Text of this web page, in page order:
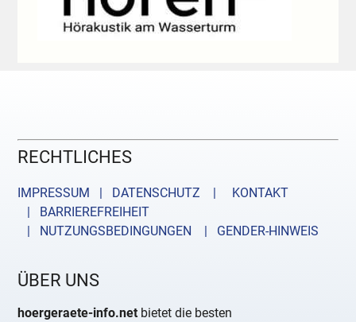
RECHTLICHES
IMPRESSUM | DATENSCHUTZ |
KONTAKT
| BARRIEREFREIHEIT
| NUTZUNGSBEDINGUNGEN
| GENDER-HINWEIS
ÜBER UNS
hoergeraete-info.net bietet die besten